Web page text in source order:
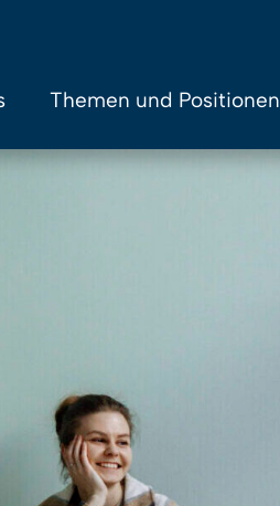
Themen und Positionen